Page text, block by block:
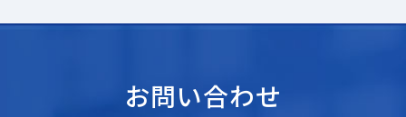
お問い合わせ